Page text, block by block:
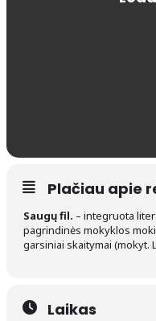
Plačiau apie
Saugų fil. – integruota
pagrindinės mokyklos
garsiniai skaitymai (mokyt.
Laikas